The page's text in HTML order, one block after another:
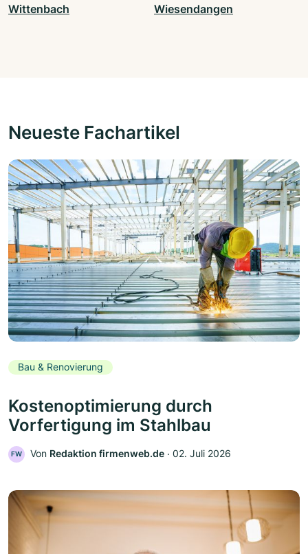
Wittenbach Wiesendangen
Neueste Fachartikel
Bau & Renovierung
Kostenoptimierung durch
Vorfertigung im Stahlbau
FW Von Redaktion firmenweb.de ‧ 02. Juli 2026